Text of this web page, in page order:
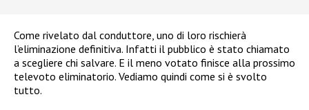
Come rivelato dal conduttore, uno di loro rischierà
l’eliminazione definitiva. Infatti il pubblico è stato chiamato
a scegliere chi salvare. E il meno votato finisce alla prossimo
televoto eliminatorio. Vediamo quindi come si è svolto
tutto.